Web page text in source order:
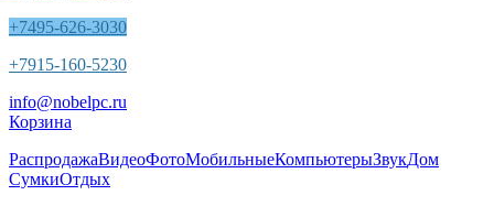
+7495-626-3030
+7915-160-5230
info@nobelpc.ru
Корзина
РаспродажаВидеоФотоМобильныеКомпьютерыЗвукДом
СумкиОтдых